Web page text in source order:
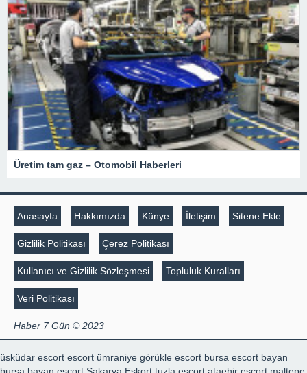
Üretim tam gaz – Otomobil Haberleri
Anasayfa Hakkımızda Künye İletişim Sitene Ekle
Gizlilik Politikası Çerez Politikası
Kullanıcı ve Gizlilik Sözleşmesi Topluluk Kuralları
Veri Politikası
Haber 7 Gün © 2023
üsküdar escort escort ümraniye görükle escort bursa escort bayan